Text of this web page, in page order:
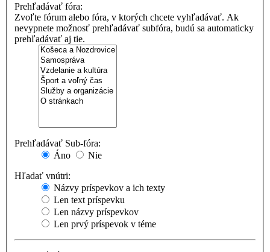
Prehľadávať fóra:
Zvoľte fórum alebo fóra, v ktorých chcete vyhľadávať. Ak
nevypnete možnosť prehľadávať subfóra, budú sa automaticky
prehľadávať aj tie.
Prehľadávať Sub-fóra:
Áno
Nie
Hľadať vnútri:
Názvy príspevkov a ich texty
Len text príspevku
Len názvy príspevkov
Len prvý príspevok v téme